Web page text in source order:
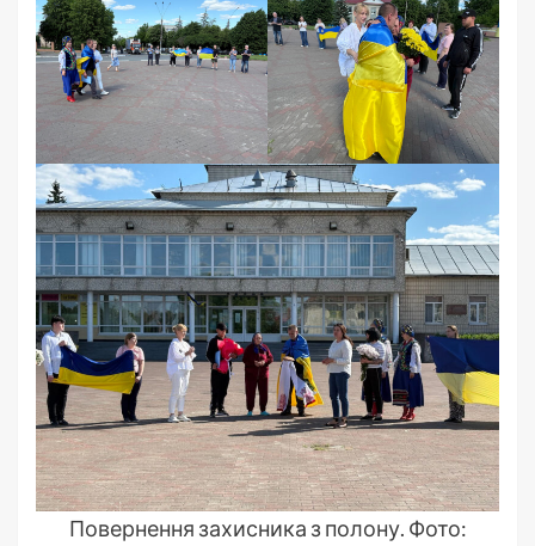
Повернення захисника з полону. Фото: